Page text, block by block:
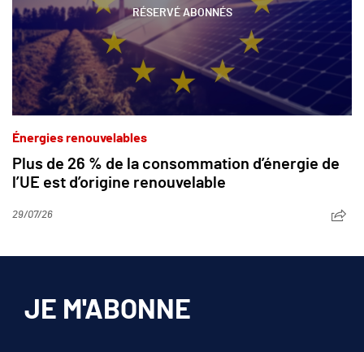
RÉSERVÉ ABONNÉS
Énergies renouvelables
Plus de 26 % de la consommation d’énergie de
l’UE est d’origine renouvelable
29/07/26
JE M'ABONNE